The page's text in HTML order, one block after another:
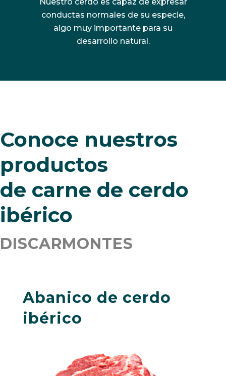
conductas normales de su especie,
algo muy importante para su
desarrollo natural.
Conoce nuestros
productos
de carne de cerdo
ibérico
DISCARMONTES
Abanico de cerdo
ibérico